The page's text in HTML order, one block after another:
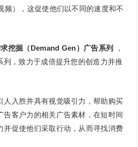
频），这促使他们以不同的速度和不
挖掘（Demand Gen）广告系列
，
列，致力于成倍提升您的创造力并推
人入胜并具有视觉吸引力，帮助购买
告客户力的相关广告素材，在短时间
并促使他们采取行动，从而寻找消费